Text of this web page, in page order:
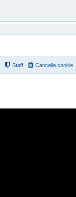
Cancella cookie
Staff